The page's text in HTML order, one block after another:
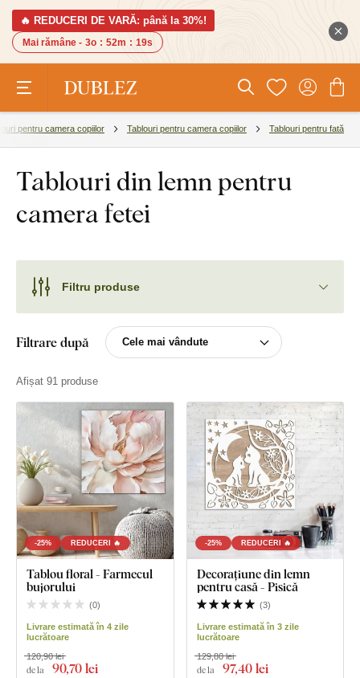
🔥 REDUCERI DE VARĂ: până la 30%!
Mai rămâne - 3o : 52m : 18s
pentru camera copiilor Tablouri pentru camera copiilor Tablouri pentru fată
Tablouri din lemn pentru
camera fetei
Filtru produse
Filtrare după
Afișat 91 produse
-25% REDUCERI 🔥
Tablou floral - Farmecul
bujorului
(0)
Livrare estimată în 4 zile
lucrătoare
de la 90,70 lei
120,90 lei
-25% REDUCERI 🔥
Decorațiune din lemn
pentru casă - Pisică
(3)
Livrare estimată în 3 zile
lucrătoare
de la 97,40 lei
129,80 lei